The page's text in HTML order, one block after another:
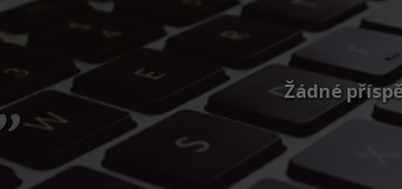
Žádné